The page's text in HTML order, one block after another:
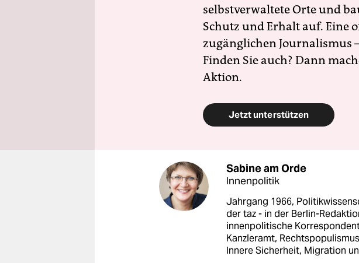
selbstverwaltete Orte und
Schutz und Erhalt auf. Eine
zugänglichen Journalismus
Finden Sie auch? Dann
Aktion.
Jetzt unterstützen
Sabine am Orde
Innenpolitik
Jahrgang 1966,
der taz - in der Berlin-
innenpolitische
Kanzleramt,
Innere Sicherheit, Migration